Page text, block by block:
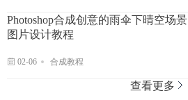
Photoshop合成创意的雨伞下晴空场景
图片设计教程
02-06 合成教程
查看更多